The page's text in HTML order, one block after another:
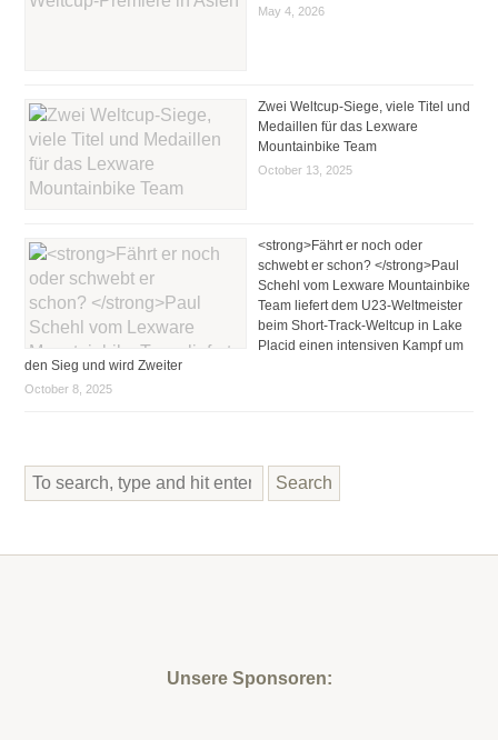
May 4, 2026
Zwei Weltcup-Siege, viele Titel und
Medaillen für das Lexware
Mountainbike Team
October 13, 2025
<strong>Fährt er noch oder
schwebt er schon? </strong>Paul
Schehl vom Lexware Mountainbike
Team liefert dem U23-Weltmeister
beim Short-Track-Weltcup in Lake
Placid einen intensiven Kampf um
den Sieg und wird Zweiter
October 8, 2025
Search
Unsere Sponsoren: